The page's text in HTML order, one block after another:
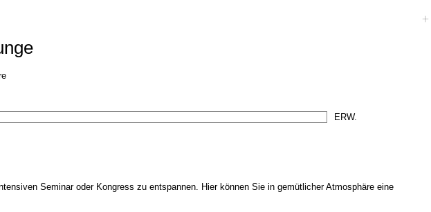
Seminar oder Kongress zu entspannen. Hier können Sie in gemütlicher Atmosphäre eine